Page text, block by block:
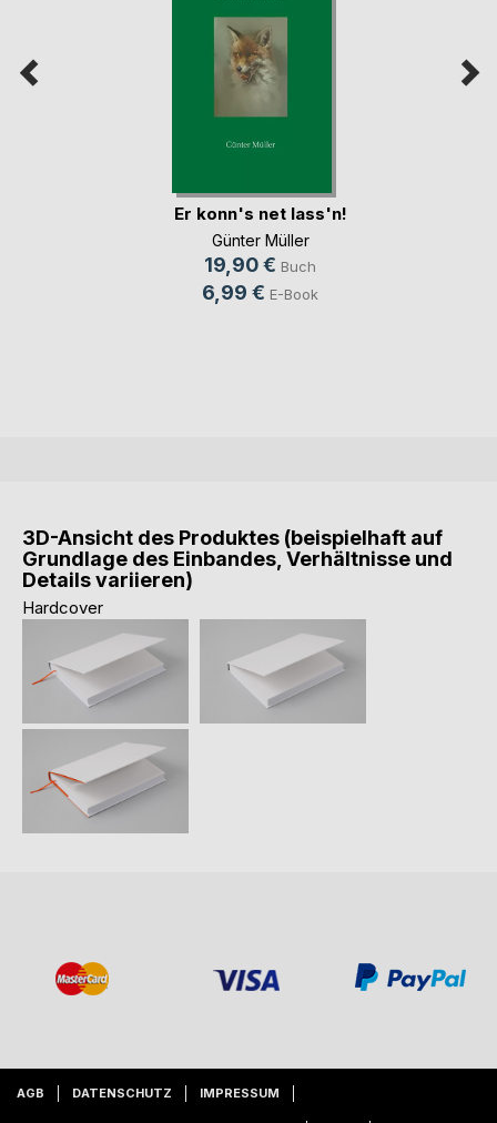
Er konn's net lass'n!
Günter Müller
19,90 € Buch
6,99 € E-Book
3D-Ansicht des Produktes (beispielhaft auf
Grundlage des Einbandes, Verhältnisse und
Details variieren)
Hardcover
AGB DATENSCHUTZ IMPRESSUM